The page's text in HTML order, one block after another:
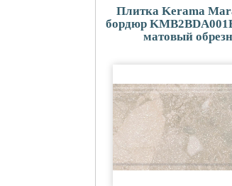
Плитка Kerama
бордюр
матовый